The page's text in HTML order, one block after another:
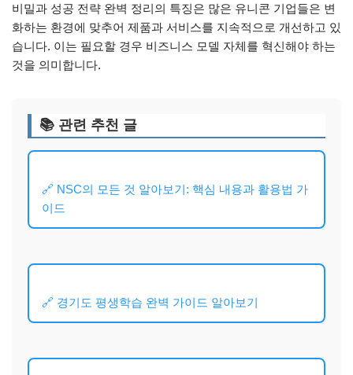
비밀과 성공 전략 완벽 정리의 특징은 많은 유니콘 기업들은 변
화하는 환경에 맞추어 제품과 서비스를 지속적으로 개선하고 있
습니다. 이는 필요할 경우 비즈니스 모델 자체를 혁신해야 하는
것을 의미합니다.
📚 관련 추천 글
🔗 NSC의 모든 것 알아보기: 핵심 내용과 활용법 가
이드
🔗 경기도 평생학습 완벽 가이드 알아보기